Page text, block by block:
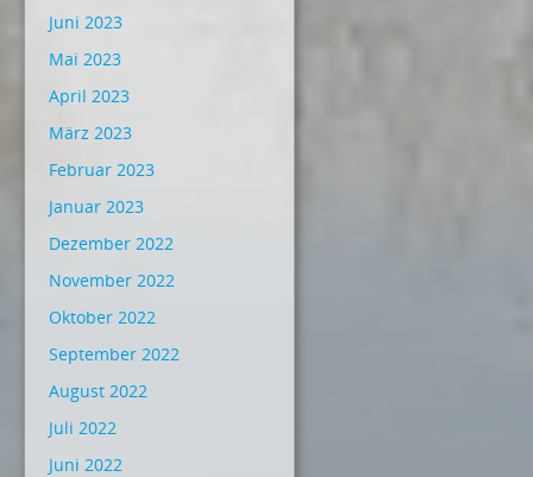
Juni 2023
Mai 2023
April 2023
März 2023
Februar 2023
Januar 2023
Dezember 2022
November 2022
Oktober 2022
September 2022
August 2022
Juli 2022
Juni 2022